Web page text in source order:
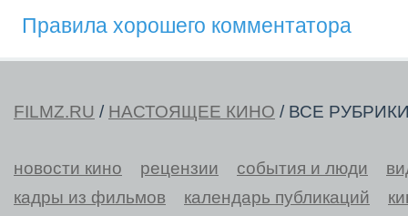
Правила хорошего комментатора
FILMZ.RU / НАСТОЯЩЕЕ КИНО / ВСЕ
новости кино рецензии события и люди
кадры из фильмов
календарь публикаций